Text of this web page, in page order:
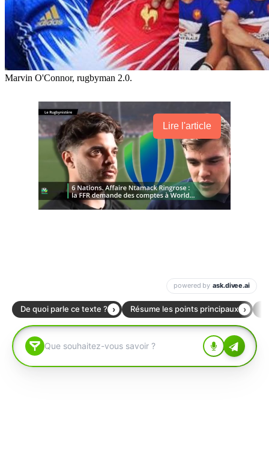
Marvin O'Connor, rugbyman 2.0.
Lire l'article